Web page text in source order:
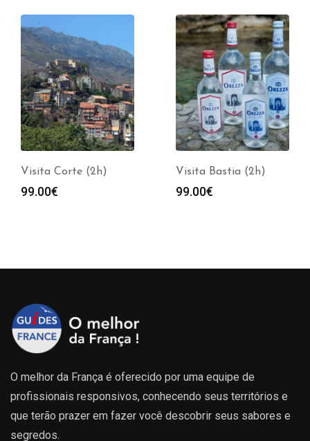
Visita Corte (2h)
99.00€
Visita Bastia (2h)
99.00€
O melhor da França é oferecido por uma equipe de
profissionais responsivos, conhecendo seus territórios e
que terão prazer em fazer você descobrir seus sabores e
segredos.